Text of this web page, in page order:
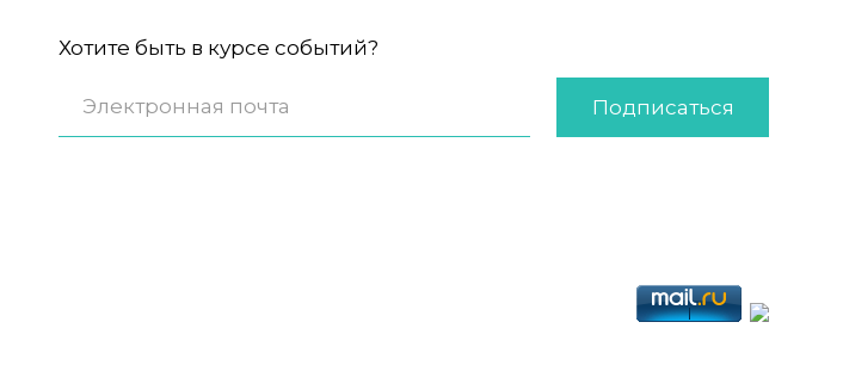
Хотите быть в курсе событий?
Подписаться